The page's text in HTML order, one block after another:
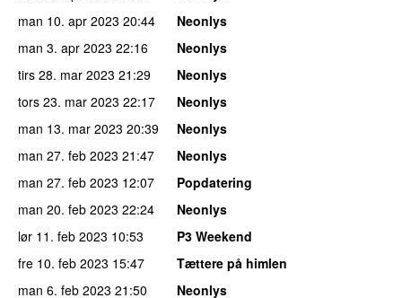
man 10. apr 2023 20:44
Neonlys
man 3. apr 2023 22:16
Neonlys
tirs 28. mar 2023 21:29
Neonlys
tors 23. mar 2023 22:17
Neonlys
man 13. mar 2023 20:39
Neonlys
man 27. feb 2023 21:47
Neonlys
man 27. feb 2023 12:07
Popdatering
man 20. feb 2023 22:24
Neonlys
lør 11. feb 2023 10:53
P3 Weekend
fre 10. feb 2023 15:47
Tættere på himlen
man 6. feb 2023 21:50 Neonlys